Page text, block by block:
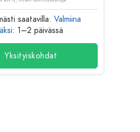
saatavilla. Valmiina
: 1–2 päivässä
Yksityiskohdat